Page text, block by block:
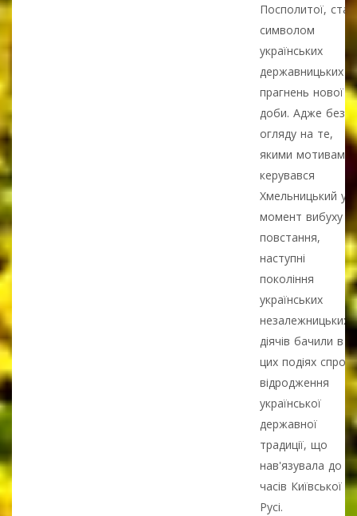
Посполитої, став
символом
українських
державницьких
прагнень нової
доби. Адже без
огляду на те,
якими мотивами
керувався
Хмельницький у
момент вибуху
повстання,
наступні
покоління
українських
незалежницьких
діячів бачили в
цих подіях
відродження
української
державної
традиції, що
нав'язувала до
часів Київської
Русі.